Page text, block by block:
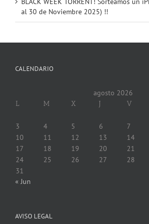
al 30 de Noviembre 2025) !!
CALENDARIO
agosto 2026
L M X J V
3
4 5 6 7
10
11 12 13 14
17
18 19 20 21
24
25 26 27 28
31
« Jun
AVISO LEGAL